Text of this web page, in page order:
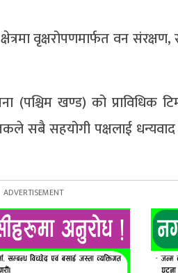
वृक्षरोपणमार्फत वन संरक्षण,
खण्ड) को प्राविधिक
सबै सहयोगी पक्षलाई धन्यवाद